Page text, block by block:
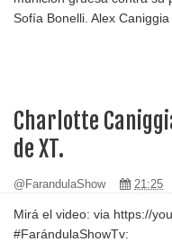
Sofía Bonelli. Alex Caniggia
Charlotte
de XT.
@FarandulaShow 21:25
Mirá el video: via https://
#FarándulaShowTv: